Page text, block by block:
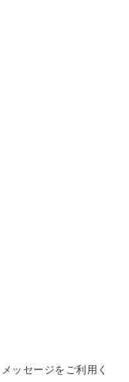
ッセージをご利用く